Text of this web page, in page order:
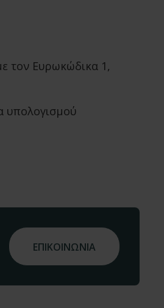
τον Ευρωκώδικα 1,
υπολογισμού
ΕΠΙΚΟΙΝΩΝΙΑ